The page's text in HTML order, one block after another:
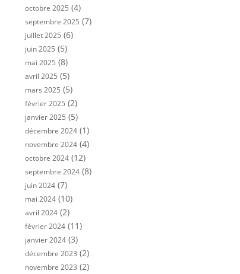
octobre 2025 (4)
septembre 2025 (7)
juillet 2025 (6)
juin 2025 (5)
mai 2025 (8)
avril 2025 (5)
mars 2025 (5)
février 2025 (2)
janvier 2025 (5)
décembre 2024 (1)
novembre 2024 (4)
octobre 2024 (12)
septembre 2024 (8)
juin 2024 (7)
mai 2024 (10)
avril 2024 (2)
février 2024 (11)
janvier 2024 (3)
décembre 2023 (2)
novembre 2023 (2)